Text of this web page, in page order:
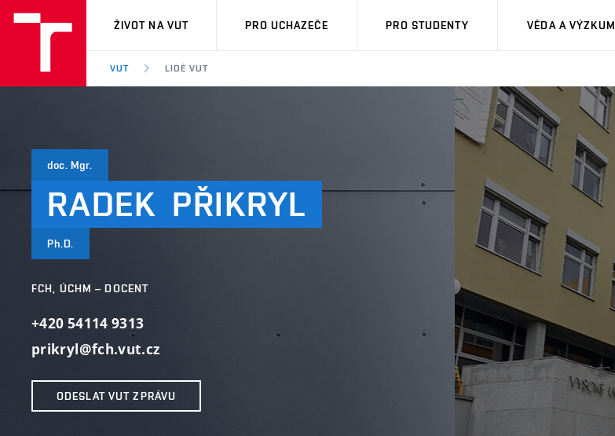
VUT
ŽIVOT NA VUT PRO UCHAZEČE PRO STUDENTY VĚDA A VÝZKUM
VUT LIDÉ VUT
doc. Mgr.
RADEK PŘIKRYL
Ph.D.
FCH, ÚCHM – DOCENT
+420 54114 9313
prikryl@fch.vut.cz
ODESLAT VUT ZPRÁVU